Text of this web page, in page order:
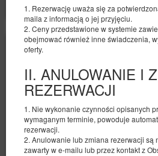
1. Rezerwację uważa się za
maila z informacją o jej przyjęciu.
2. Ceny przedstawione w systemie
obejmować również inne świadczenia,
oferty.
II. ANULOWANIE I
REZERWACJI
1. Nie wykonanie czynności opisanych
wymaganym terminie, powoduje
rezerwacji.
2. Anulowanie lub zmiana rezerwacji są
zawarty w e-mailu lub przez kontakt z